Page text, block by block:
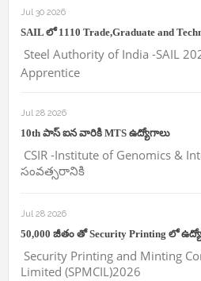
Jul 30 2026
SAIL లో 1110 Trade,Graduate and
Steel Authority of India -SAIL
Apprentice
Jul 28 2026
10th పాస్ ఐన వారికి MTS ఉద్యోగాలు
CSIR -Institute of Genomics &
సంవత్సరానికి
Jul 28 2026
50,000 జీతం తో Security Printing లో
Security Printing and Minting
Limited (SPMCIL)2026